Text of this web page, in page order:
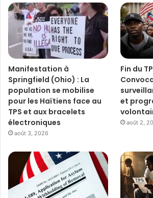
Manifestation à
Springfield (Ohio) : La
population se mobilise
pour les Haïtiens face au
TPS et aux bracelets
électroniques
août 3, 2026
Fin du
et
août 2,